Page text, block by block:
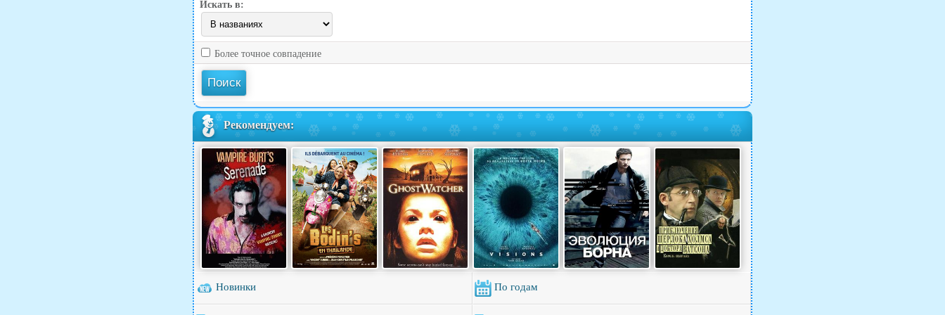
Искать в:
Более точное совпадение
Рекомендуем:
Новинки По годам